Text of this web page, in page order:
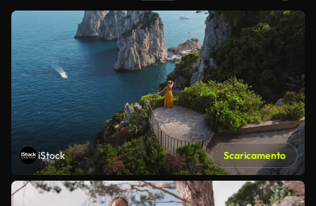
iStock Scaricamento